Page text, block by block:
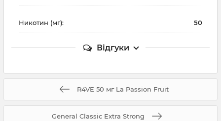
Никотин (мг): 50
Відгуки
R4VE 50 мг La Passion Fruit
General Classic Extra Strong